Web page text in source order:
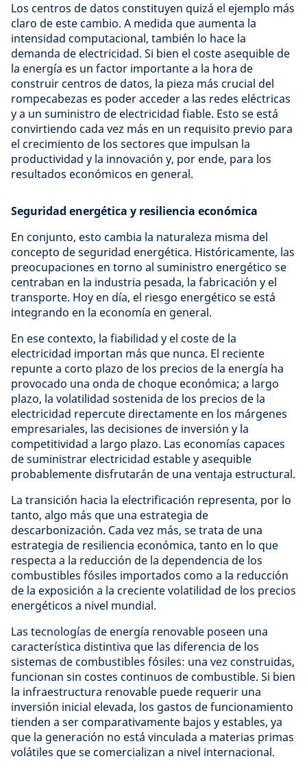
Los centros de datos constituyen quizá el ejemplo más
claro de este cambio. A medida que aumenta la
intensidad computacional, también lo hace la
demanda de electricidad. Si bien el coste asequible de
la energía es un factor importante a la hora de
construir centros de datos, la pieza más crucial del
rompecabezas es poder acceder a las redes eléctricas
y a un suministro de electricidad fiable. Esto se está
convirtiendo cada vez más en un requisito previo para
el crecimiento de los sectores que impulsan la
productividad y la innovación y, por ende, para los
resultados económicos en general.
Seguridad energética y resiliencia económica
En conjunto, esto cambia la naturaleza misma del
concepto de seguridad energética. Históricamente, las
preocupaciones en torno al suministro energético se
centraban en la industria pesada, la fabricación y el
transporte. Hoy en día, el riesgo energético se está
integrando en la economía en general.
En ese contexto, la fiabilidad y el coste de la
electricidad importan más que nunca. El reciente
repunte a corto plazo de los precios de la energía ha
provocado una onda de choque económica; a largo
plazo, la volatilidad sostenida de los precios de la
electricidad repercute directamente en los márgenes
empresariales, las decisiones de inversión y la
competitividad a largo plazo. Las economías capaces
de suministrar electricidad estable y asequible
probablemente disfrutarán de una ventaja estructural.
La transición hacia la electrificación representa, por lo
tanto, algo más que una estrategia de
descarbonización. Cada vez más, se trata de una
estrategia de resiliencia económica, tanto en lo que
respecta a la reducción de la dependencia de los
combustibles fósiles importados como a la reducción
de la exposición a la creciente volatilidad de los precios
energéticos a nivel mundial.
Las tecnologías de energía renovable poseen una
característica distintiva que las diferencia de los
sistemas de combustibles fósiles: una vez construidas,
funcionan sin costes continuos de combustible. Si bien
la infraestructura renovable puede requerir una
inversión inicial elevada, los gastos de funcionamiento
tienden a ser comparativamente bajos y estables, ya
que la generación no está vinculada a materias primas
volátiles que se comercializan a nivel internacional.